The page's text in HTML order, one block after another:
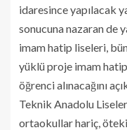
idaresince yapılacak
sonucuna nazaran de
imam hatip liseleri,
yüklü proje imam
öğrenci alınacağını
Teknik Anadolu
ortaokullar hariç,